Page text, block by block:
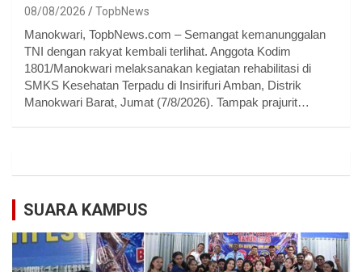
08/08/2026 TopbNews
Manokwari, TopbNews.com – Semangat kemanunggalan
TNI dengan rakyat kembali terlihat. Anggota Kodim
1801/Manokwari melaksanakan kegiatan rehabilitasi di
SMKS Kesehatan Terpadu di Insirifuri Amban, Distrik
Manokwari Barat, Jumat (7/8/2026). Tampak prajurit…
SUARA KAMPUS